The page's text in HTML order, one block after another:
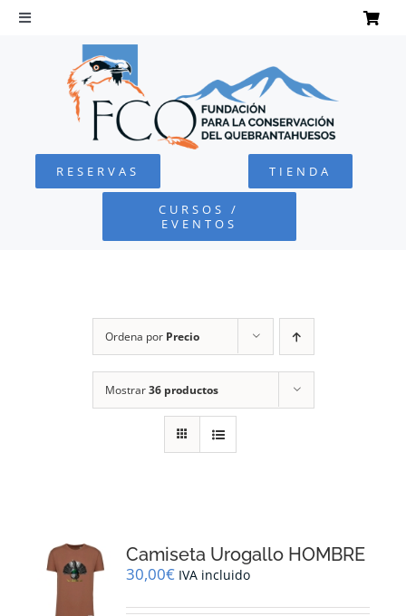
Saltar
Toggle
Navigation
QUEBRANTAHUESOS
FUNDACIÓN
CONTACTO
CARRITO
RESERVAS TIENDA
CURSOS /
EVENTOS
Ordena por Precio
Mostrar36 productos
Camiseta Urogallo HOMBRE
30,00€ IVA incluido